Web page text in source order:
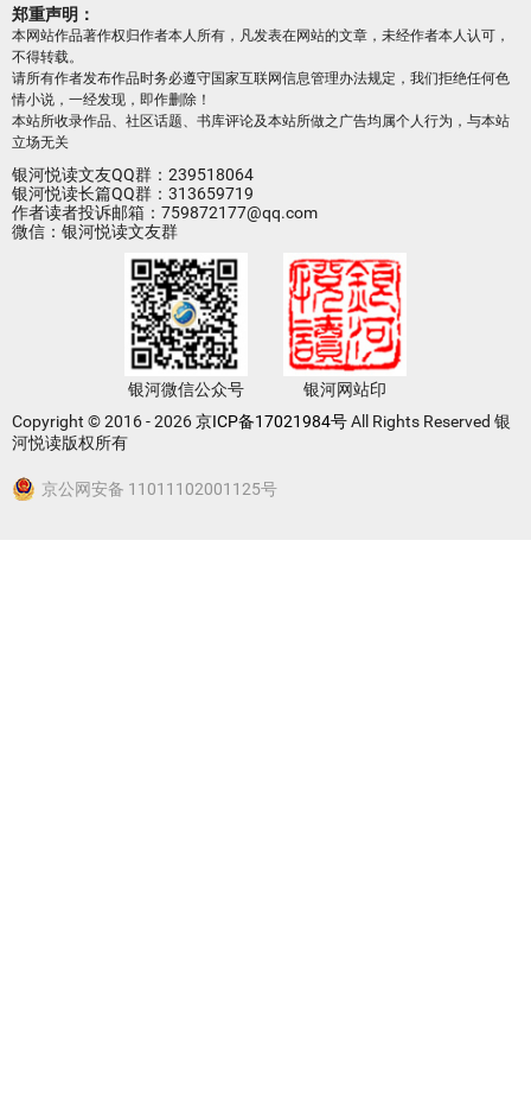
郑重声明：
本网站作品著作权归作者本人所有，凡发表在网站的文章，未经作者本人认可，
不得转载。
请所有作者发布作品时务必遵守国家互联网信息管理办法规定，我们拒绝任何色
情小说，一经发现，即作删除！
本站所收录作品、社区话题、书库评论及本站所做之广告均属个人行为，与本站
立场无关
银河悦读文友QQ群：239518064
银河悦读长篇QQ群：313659719
作者读者投诉邮箱：759872177@qq.com
微信：银河悦读文友群
银河微信公众号
银河网站印
Copyright © 2016 - 2026京ICP备17021984号All Rights Reserved 银
河悦读版权所有
京公网安备 11011102001125号